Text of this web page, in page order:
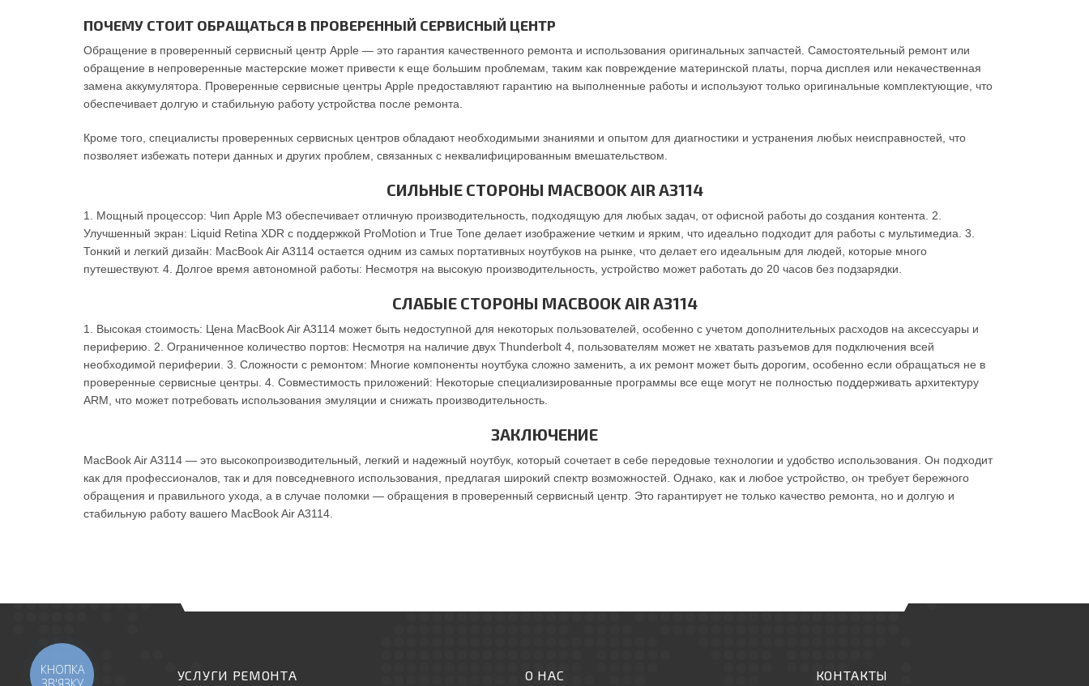
ПОЧЕМУ СТОИТ ОБРАЩАТЬСЯ В ПРОВЕРЕННЫЙ СЕРВИСНЫЙ ЦЕНТР
Обращение в проверенный сервисный центр Apple — это гарантия качественного ремонта и использования оригинальных запчастей. Самостоятельный ремонт или
обращение в непроверенные мастерские может привести к еще большим проблемам, таким как повреждение материнской платы, порча дисплея или некачественная
замена аккумулятора. Проверенные сервисные центры Apple предоставляют гарантию на выполненные работы и используют только оригинальные комплектующие, что
обеспечивает долгую и стабильную работу устройства после ремонта.
Кроме того, специалисты проверенных сервисных центров обладают необходимыми знаниями и опытом для диагностики и устранения любых неисправностей, что
позволяет избежать потери данных и других проблем, связанных с неквалифицированным вмешательством.
СИЛЬНЫЕ СТОРОНЫ MACBOOK AIR A3114
1. Мощный процессор: Чип Apple M3 обеспечивает отличную производительность, подходящую для любых задач, от офисной работы до создания контента. 2.
Улучшенный экран: Liquid Retina XDR с поддержкой ProMotion и True Tone делает изображение четким и ярким, что идеально подходит для работы с мультимедиа. 3.
Тонкий и легкий дизайн: MacBook Air A3114 остается одним из самых портативных ноутбуков на рынке, что делает его идеальным для людей, которые много
путешествуют. 4. Долгое время автономной работы: Несмотря на высокую производительность, устройство может работать до 20 часов без подзарядки.
СЛАБЫЕ СТОРОНЫ MACBOOK AIR A3114
1. Высокая стоимость: Цена MacBook Air A3114 может быть недоступной для некоторых пользователей, особенно с учетом дополнительных расходов на аксессуары и
периферию. 2. Ограниченное количество портов: Несмотря на наличие двух Thunderbolt 4, пользователям может не хватать разъемов для подключения всей
необходимой периферии. 3. Сложности с ремонтом: Многие компоненты ноутбука сложно заменить, а их ремонт может быть дорогим, особенно если обращаться не в
проверенные сервисные центры. 4. Совместимость приложений: Некоторые специализированные программы все еще могут не полностью поддерживать архитектуру
ARM, что может потребовать использования эмуляции и снижать производительность.
ЗАКЛЮЧЕНИЕ
MacBook Air A3114 — это высокопроизводительный, легкий и надежный ноутбук, который сочетает в себе передовые технологии и удобство использования. Он подходит
как для профессионалов, так и для повседневного использования, предлагая широкий спектр возможностей. Однако, как и любое устройство, он требует бережного
обращения и правильного ухода, а в случае поломки — обращения в проверенный сервисный центр. Это гарантирует не только качество ремонта, но и долгую и
стабильную работу вашего MacBook Air A3114.
УСЛУГИ РЕМОНТА О НАС КОНТАКТЫ
КНОПКА